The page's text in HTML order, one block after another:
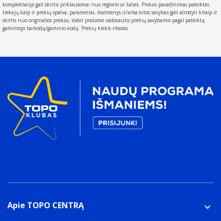
Įmontuotas mikrofonas
Ličio-jonų (Li-Ion)
elements known as pixels actually used by the camera's
image sensor (CCD) to record light
16 MP
A sensor is a convertor than measures a physical
Didžiausia vaizdo raiška
Resolution is the amount of detail held by an image.
The higher the resolution
4608 x 3456 pikseliai
Vaizdo stabilizatorius
movements caused by an unstable position and
komplektacija gali skirtis priklausomai nuo regiono ar šalies. Prekės pavadinimas pateiktas
tiekėjų kaip ir prekių spalva, parametrai, matmenys ir/arba kitos savybės gali atrodyti kitaip ir
skirtis nuo originalios prekės, todėl prašome vadovautis prekių savybėmis pagal pateiktą
gamintojo barkodą/gaminio kodą. Prekių kiekis ribotas.
Apie TOPO CENTRĄ